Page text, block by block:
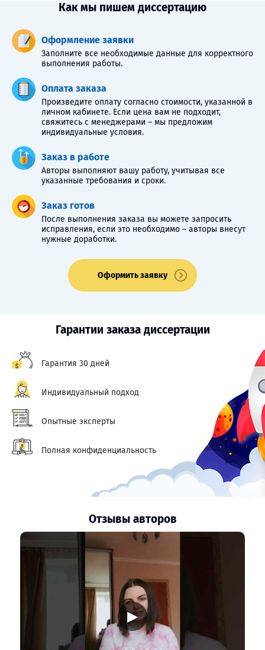
Как мы пишем диссертацию
Оформление заявки
Заполните все необходимые данные для корректного
выполнения работы.
Оплата заказа
Произведите оплату согласно стоимости, указанной в
личном кабинете. Если цена вам не подходит,
свяжитесь с менеджерами – мы предложим
индивидуальные условия.
Заказ в работе
Авторы выполняют вашу работу, учитывая все
указанные требования и сроки.
Заказ готов
После выполнения заказа вы можете запросить
исправления, если это необходимо – авторы внесут
нужные доработки.
Оформить заявку
Гарантии заказа диссертации
Гарантия 30 дней
Индивидуальный подход
Опытные эксперты
Полная конфиденциальность
Отзывы авторов
▶